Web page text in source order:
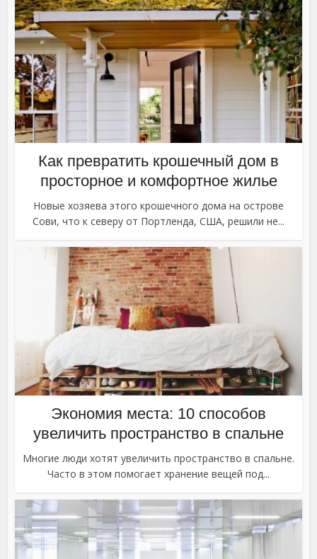
Как превратить крошечный дом в
просторное и комфортное жилье
Новые хозяева этого крошечного дома на острове
Сови, что к северу от Портленда, США, решили не...
Экономия места: 10 способов
увеличить пространство в спальне
Многие люди хотят увеличить пространство в спальне.
Часто в этом помогает хранение вещей под...